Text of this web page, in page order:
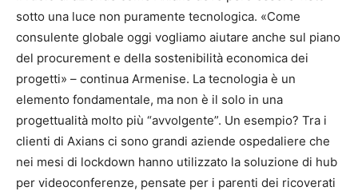
sotto una luce non puramente tecnologica. «Come
consulente globale oggi vogliamo aiutare anche sul piano
del procurement e della sostenibilità economica dei
progetti» – continua Armenise. La tecnologia è un
elemento fondamentale, ma non è il solo in una
progettualità molto più “avvolgente”. Un esempio? Tra i
clienti di Axians ci sono grandi aziende ospedaliere che
nei mesi di lockdown hanno utilizzato la soluzione di hub
per videoconferenze, pensate per i parenti dei ricoverati